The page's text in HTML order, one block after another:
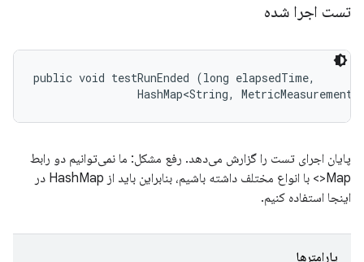
تست اجرا شده
public void testRunEnded (long elapsedTime,
HashMap<String,
پایان اجرای تست را گزارش می‌دهد. رفع مشکل: ما نمی‌توانیم دو رابط
Map<> با انواع مختلف داشته باشیم، بنابراین باید از HashMap در
اینجا استفاده کنیم.
پارامترها